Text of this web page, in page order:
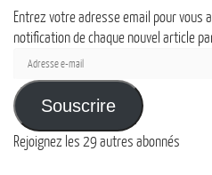
Entrez votre adresse email pour vous
notification de chaque nouvel article
Adresse
mail
Souscrire
Rejoignez les 29 autres abonnés